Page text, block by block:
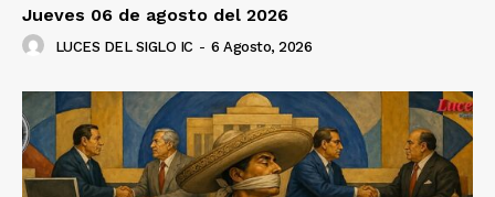
Jueves 06 de agosto del 2026
LUCES DEL SIGLO IC - 6 Agosto, 2026